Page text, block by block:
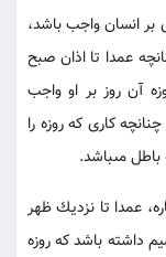
بر انسان واجب باشد،
عمدا تا اذان صبح
آن روز بر او واجب
كارى كه روزه را
باطل مى‏باشد.
عمدا تا نزديك ظهر
داشته باشد كه روزه